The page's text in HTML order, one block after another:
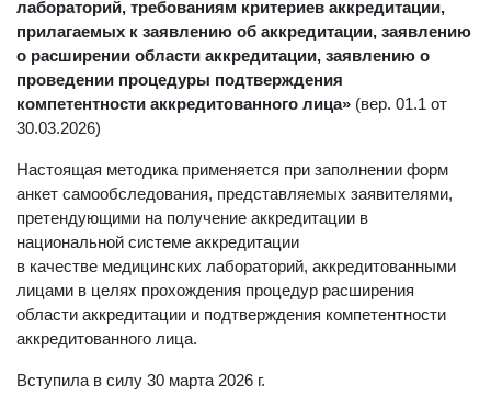
самообследования соответствия медицинских
лабораторий, требованиям критериев аккредитации,
прилагаемых к заявлению об аккредитации, заявлению
о расширении области аккредитации, заявлению о
проведении процедуры подтверждения
компетентности аккредитованного лица»
Настоящая методика применяется при заполнении форм
анкет самообследования, представляемых заявителями,
претендующими на получение аккредитации в
национальной системе аккредитации
в качестве медицинских лабораторий, аккредитованными
лицами в целях прохождения процедур расширения
области аккредитации и подтверждения компетентности